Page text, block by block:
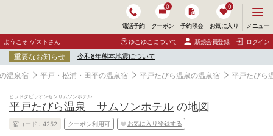
電話予約 クーポン
0
予約照会 お気に入り
0
ニ
ュ
ー
開
く
メニュー
ようこそ ゲストさん ゆこゆこについて 新規会員登録 ログイン
重要なお知らせ 令和8年熊本地震について
温泉宿 平戸・松浦・田平の温泉宿 平戸たびら温泉の温泉宿 平戸たびら
ヒラドタビラオンセンサムソンホテル
平戸たびら温泉 サムソンホテル の地図
宿コード : 4252 クーポン利用可 お気に入り登録する